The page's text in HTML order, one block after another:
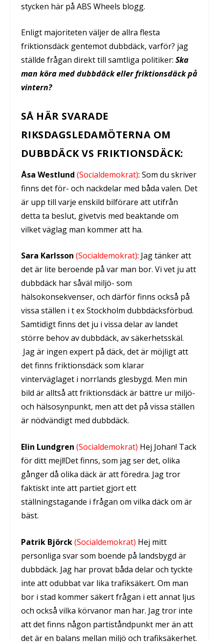
stycken här på ABS Wheels blogg.
Enligt majoriteten väljer de allra flesta
friktionsdäck gentemot dubbdäck, varför? jag
ställde frågan direkt till samtliga politiker: Ska
man köra med dubbdäck eller friktionsdäck på
vintern?
SÅ HÄR SVARADE
RIKSDAGSLEDAMÖTERNA OM
DUBBDÄCK VS FRIKTIONSDÄCK:
Åsa Westlund (Socialdemokrat): Som du skriver
finns det för- och nackdelar med båda valen. Det
är upp till varje enskild bilförare att utifrån
detta ta beslut, givetvis med beaktande om
vilket väglag man kommer att ha.
Sara Karlsson (Socialdemokrat): Jag tänker att
det är lite beroende på var man bor. Vi vet ju att
dubbdäck har såväl miljö- som
hälsokonsekvenser, och därför finns också på
vissa ställen i t ex Stockholm dubbdäcksförbud.
Samtidigt finns det ju i vissa delar av landet
större behov av dubbdäck, av säkerhetsskäl.
Jag är ingen expert på däck, det är möjligt att
det finns friktionsdäck som klarar
vinterväglaget i norrlands glesbygd. Men min
bild är alltså att friktionsdäck är bättre ur miljö-
och hälsosynpunkt, men att det på vissa ställen
är nödvändigt med dubbdäck.
Elin Lundgren (Socialdemokrat) Hej Johan! Tack
för ditt mejl!Det finns, som jag ser det, olika
gånger då olika däck är att föredra. Jag tror
faktiskt inte att partiet gjort ett
ställningstagande i frågan om vilka däck om är
bäst.
Patrik Björck (Socialdemokrat) Hej mitt
personliga svar som boende på landsbygd är
dubbdäck. Jag har provat båda delar och tyckte
inte att odubbat var lika trafiksäkert. Om man
bor i stad kommer säkert frågan i ett annat ljus
och också vilka körvanor man har. Jag tror inte
att det finns någon partiståndpunkt mer än att
det är en balans mellan miljö och trafiksäkerhet.